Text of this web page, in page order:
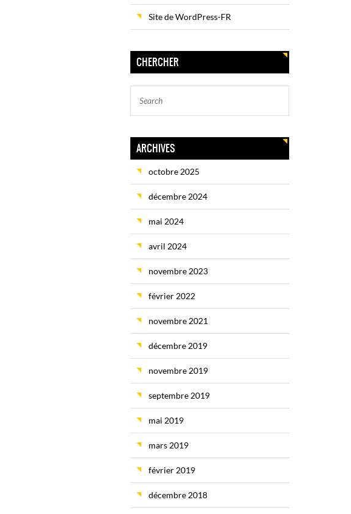
Site de WordPress-FR
CHERCHER
ARCHIVES
octobre 2025
décembre 2024
mai 2024
avril 2024
novembre 2023
février 2022
novembre 2021
décembre 2019
novembre 2019
septembre 2019
mai 2019
mars 2019
février 2019
décembre 2018